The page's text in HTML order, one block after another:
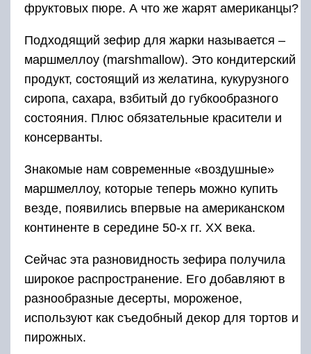
фруктовых пюре. А что же жарят американцы?
Подходящий зефир для жарки называется –
маршмеллоу (marshmallow). Это кондитерский
продукт, состоящий из желатина, кукурузного
сиропа, сахара, взбитый до губкообразного
состояния. Плюс обязательные красители и
консерванты.
Знакомые нам современные «воздушные»
маршмеллоу, которые теперь можно купить
везде, появились впервые на американском
континенте в середине 50-х гг. XX века.
Сейчас эта разновидность зефира получила
широкое распространение. Его добавляют в
разнообразные десерты, мороженое,
используют как съедобный декор для тортов и
пирожных.